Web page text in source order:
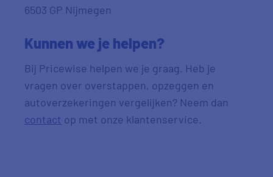
6503 GP Nijmegen
Kunnen we je helpen?
Bij Pricewise helpen we je graag. Heb je
vragen over overstappen, opzeggen en
autoverzekeringen vergelijken? Neem dan
contact op met onze klantenservice.